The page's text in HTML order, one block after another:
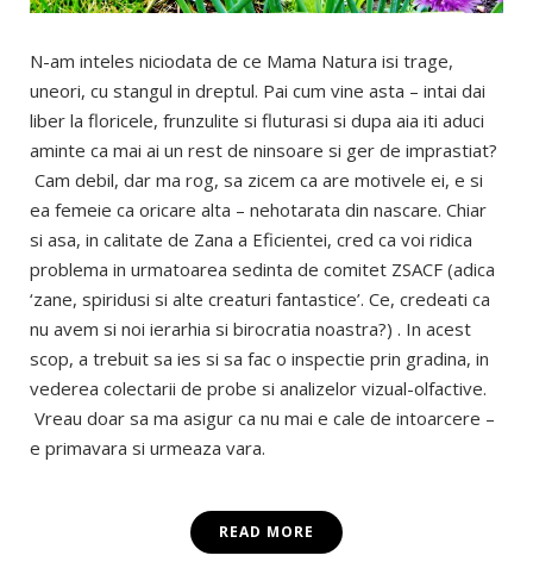
N-am inteles niciodata de ce Mama Natura isi trage,
uneori, cu stangul in dreptul. Pai cum vine asta – intai dai
liber la floricele, frunzulite si fluturasi si dupa aia iti aduci
aminte ca mai ai un rest de ninsoare si ger de imprastiat?
Cam debil, dar ma rog, sa zicem ca are motivele ei, e si
ea femeie ca oricare alta – nehotarata din nascare. Chiar
si asa, in calitate de Zana a Eficientei, cred ca voi ridica
problema in urmatoarea sedinta de comitet ZSACF (adica
‘zane, spiridusi si alte creaturi fantastice’. Ce, credeati ca
nu avem si noi ierarhia si birocratia noastra?) . In acest
scop, a trebuit sa ies si sa fac o inspectie prin gradina, in
vederea colectarii de probe si analizelor vizual-olfactive.
Vreau doar sa ma asigur ca nu mai e cale de intoarcere –
e primavara si urmeaza vara.
READ MORE